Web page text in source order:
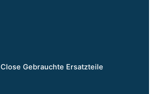
Close Gebrauchte Ersatzteile